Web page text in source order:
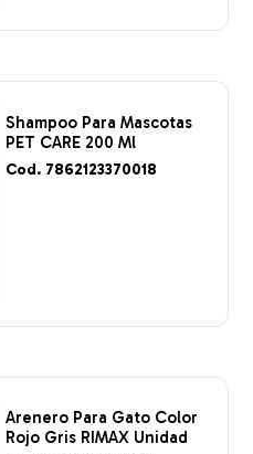
Shampoo Para Mascotas
PET CARE 200 Ml
Cod. 7862123370018
Arenero Para Gato Color
Rojo Gris RIMAX Unidad